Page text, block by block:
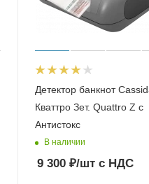
Детектор банкнот
Кваттро Зет. Quattro Z с
Антистокс
В наличии
9 300 ₽/шт с НДС